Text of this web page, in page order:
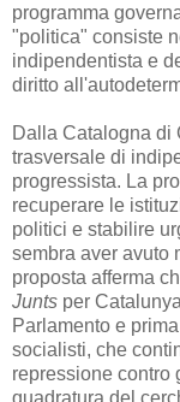
programma
"politica" consiste
indipendentista e
diritto
Dalla Catalogna di
trasversale di
progressista. La
recuperare le
politici e stabilire
sembra aver avuto
proposta afferma
Junts per
Parlamento e
socialisti, che
repressione contro
quadratura del